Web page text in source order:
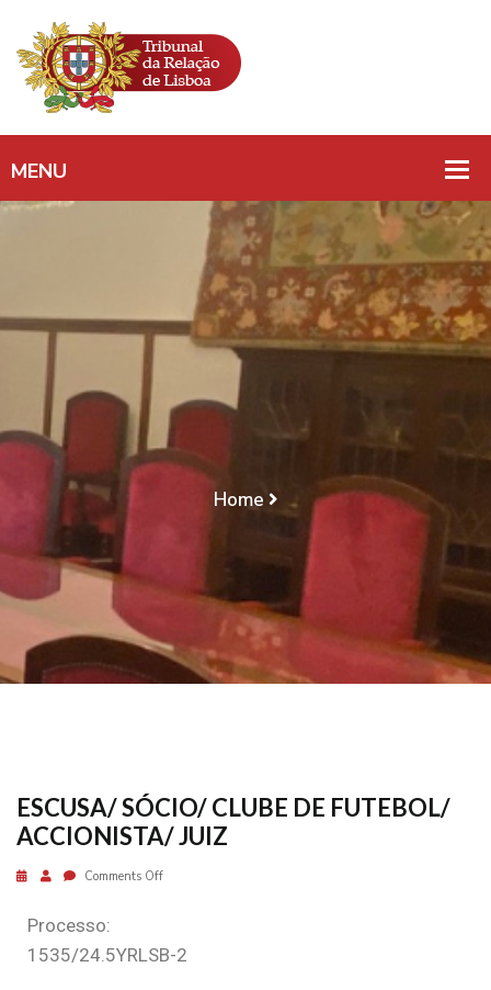
ESCUSA/ SÓCIO/
CLUBE DE FUTEBOL/
ACCIONISTA/ JUIZ
Home
ESCUSA/ SÓCIO/ CLUBE DE FUTEBOL/
ACCIONISTA/ JUIZ
ESCUSA/ SÓCIO/ CLUBE DE FUTEBOL/
ACCIONISTA/ JUIZ
Comments Off
Processo:
1535/24.5YRLSB-2